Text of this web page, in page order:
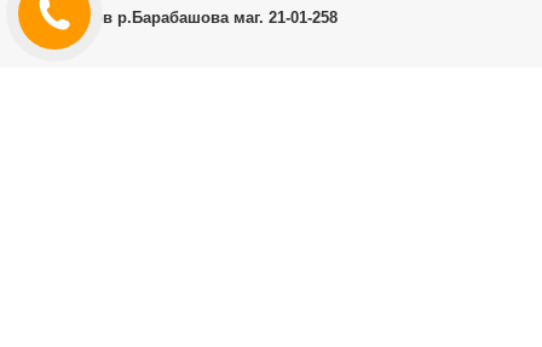
г.Харьков р.Барабашова маг. 21-01-258